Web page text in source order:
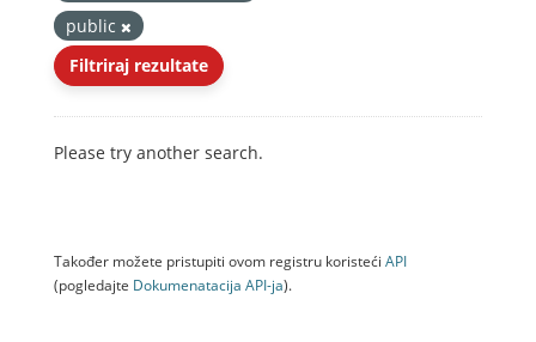
public
Filtriraj rezultate
Please try another search.
Također možete pristupiti ovom registru koristeći API
(pogledajte Dokumenаtаcijа API-jа).